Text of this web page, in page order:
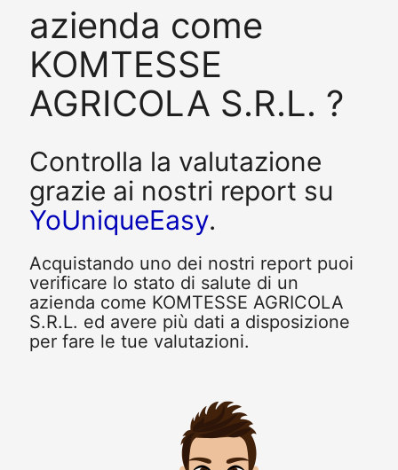
azienda come
KOMTESSE
AGRICOLA S.R.L. ?
Controlla la valutazione
grazie ai nostri report su
YoUniqueEasy.
Acquistando uno dei nostri report puoi
verificare lo stato di salute di un
azienda come KOMTESSE AGRICOLA
S.R.L. ed avere più dati a disposizione
per fare le tue valutazioni.